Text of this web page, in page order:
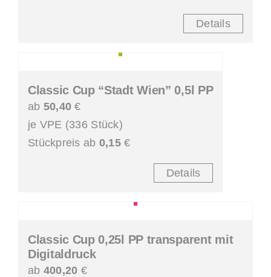
Details
Classic Cup “Stadt Wien” 0,5l PP
ab 50,40 €
je VPE (336 Stück)
Stückpreis ab 0,15€
Details
Classic Cup 0,25l PP transparent mit
Digitaldruck
ab 400,20 €